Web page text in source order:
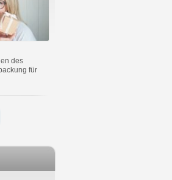
des
für